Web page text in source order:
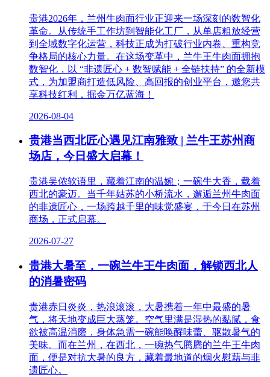
贵港2026年，兰州牛肉面行业正迎来一场深刻的数智化
革命。从传统手工作坊到智能化工厂，从单店粗放经营
到全域数字化运营，科技正成为打破行业内卷、重构竞
争格局的核心力量。在这场变革中，兰牛王牛肉面拥抱
数智化，以 “非遗匠心 + 数智赋能 + 全链扶持” 的全新模
式，为加盟商打造低风险、高回报的创业平台，邀您共
享科技红利，掘金万亿蓝海！
2026-08-04
贵港当西北匠心遇见江南雅致 | 兰牛王苏州商
场店，今日盛大启幕！
贵港吴侬软语里，藏着江南的温婉；一碗牛大香，载着
西北的豪迈。当千年姑苏的小桥流水，邂逅兰州牛肉面
的非遗匠心，一场跨越千里的味觉盛宴，于今日在苏州
商场，正式启幕。
2026-07-27
贵港大暑至，一碗兰牛王牛肉面，解锁西北人
的消暑密码
贵港赤日炎炎，热浪滚滚，大暑携着一年中最盛的暑
气，将天地变成巨大蒸笼。空气里满是湿热的黏腻，食
欲被高温消磨，身体急需一碗能唤醒味蕾、驱散暑气的
美味。而在兰州，在西北，一碗热气腾腾的兰牛王牛肉
面，便是对抗大暑的良方，藏着最地道的烟火慰藉与非
遗匠心。